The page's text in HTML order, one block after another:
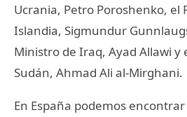
Ucrania, Petro Poroshenko, el
Islandia, Sigmundur
Ministro de Iraq, Ayad Allawi y
Sudán, Ahmad Ali al-Mirghani.
En España podemos